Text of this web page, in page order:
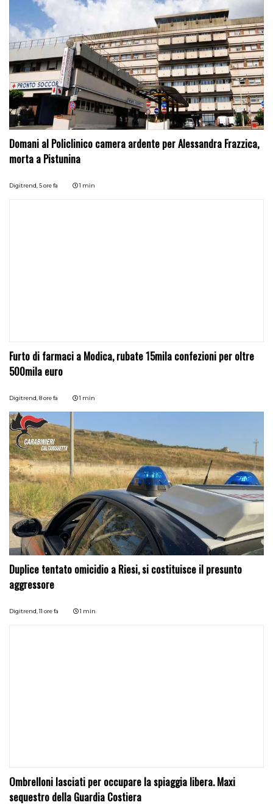
Domani al Policlinico camera ardente per Alessandra Frazzica,
morta a Pistunina
Digitrend,5 ore fa 1 min
Furto di farmaci a Modica, rubate 15mila confezioni per oltre
500mila euro
Digitrend,8 ore fa 1 min
Duplice tentato omicidio a Riesi, si costituisce il presunto
aggressore
Digitrend,11 ore fa 1 min
Ombrelloni lasciati per occupare la spiaggia libera. Maxi
sequestro della Guardia Costiera